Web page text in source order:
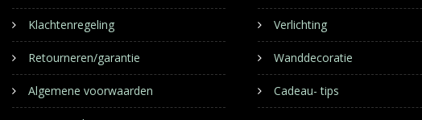
Klachtenregeling
Retourneren/garantie
Algemene voorwaarden
Verlichting
Wanddecoratie
Cadeau- tips